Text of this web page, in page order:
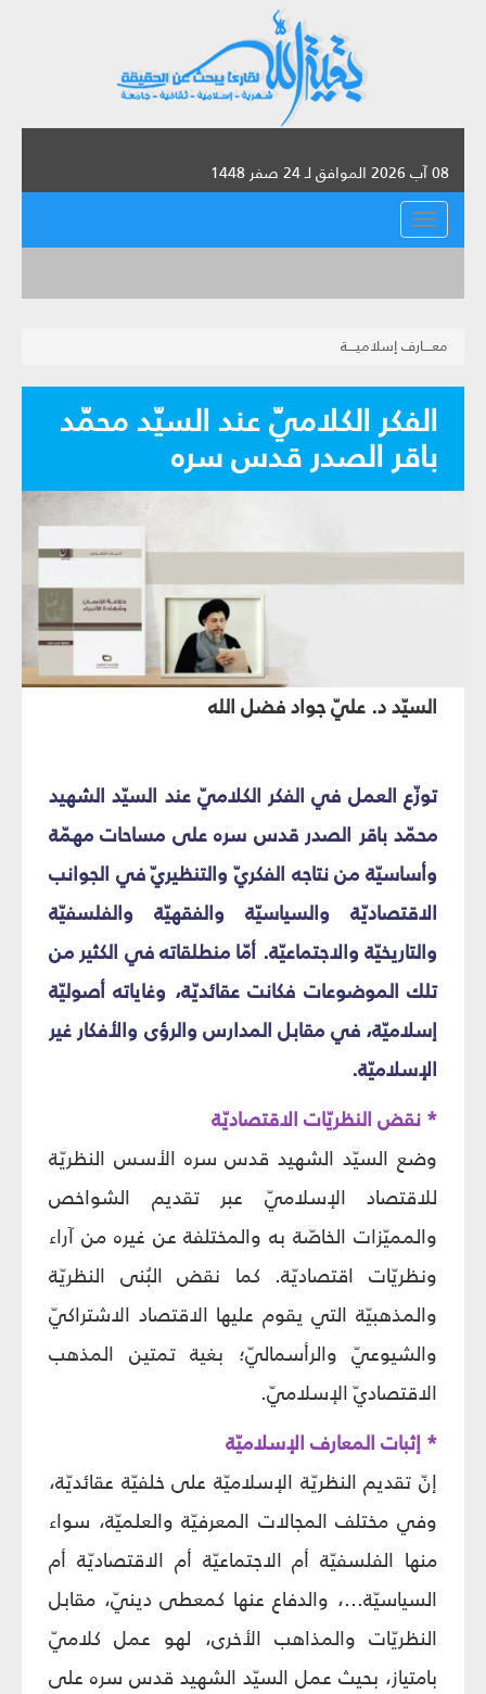
08 آب 2026 الموافق لـ 24 صفر 1448
القائمة
معــــارف إسلاميــــة
الفكر الكلاميّ عند السيّد محمّد
باقر الصدر قدس سره
السيّد د. عليّ جواد فضل الله
توزّع العمل في الفكر الكلاميّ عند السيّد الشهيد
محمّد باقر الصدر قدس سره على مساحات مهمّة
وأساسيّة من نتاجه الفكريّ والتنظيريّ في الجوانب
الاقتصاديّة والسياسيّة والفقهيّة والفلسفيّة
والتاريخيّة والاجتماعيّة. أمّا منطلقاته في الكثير من
تلك الموضوعات فكانت عقائديّة، وغاياته أصوليّة
إسلاميّة، في مقابل المدارس والرؤى والأفكار غير
الإسلاميّة.
* نقض النظريّات الاقتصاديّة
وضع السيّد الشهيد قدس سره الأسس النظريّة
للاقتصاد الإسلاميّ عبر تقديم الشواخص
والمميّزات الخاصّة به والمختلفة عن غيره من آراء
ونظريّات اقتصاديّة. كما نقض البُنى النظريّة
والمذهبيّة التي يقوم عليها الاقتصاد الاشتراكيّ
والشيوعيّ والرأسماليّ؛ بغية تمتين المذهب
الاقتصاديّ الإسلاميّ.
* إثبات المعارف الإسلاميّة
إنّ تقديم النظريّة الإسلاميّة على خلفيّة عقائديّة،
وفي مختلف المجالات المعرفيّة والعلميّة، سواء
منها الفلسفيّة أم الاجتماعيّة أم الاقتصاديّة أم
السياسيّة...، والدفاع عنها كمعطى دينيّ، مقابل
النظريّات والمذاهب الأخرى، لهو عمل كلاميّ
بامتياز، بحيث عمل السيّد الشهيد قدس سره على